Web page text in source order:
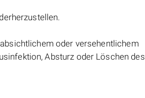
oder versehentlichem
Absturz oder Löschen des